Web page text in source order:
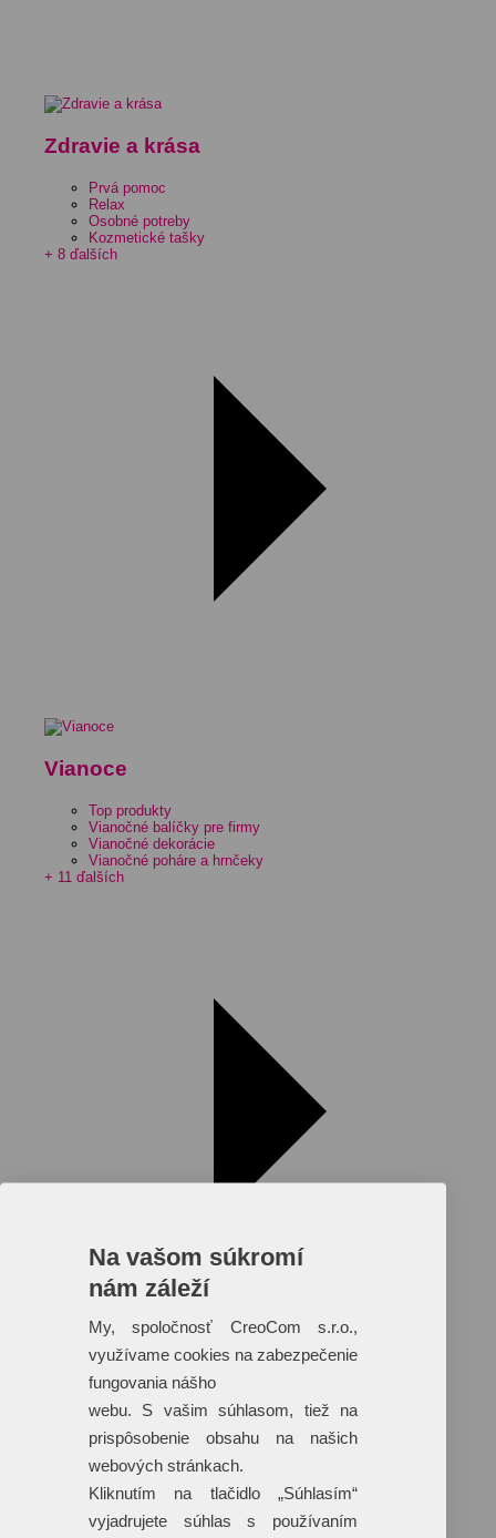
Zdravie a krása
Prvá pomoc
Relax
Osobné potreby
Kozmetické tašky
+ 8 ďalších
Vianoce
Top produkty
Vianočné balíčky pre firmy
Vianočné dekorácie
Vianočné poháre a hrnčeky
+ 11 ďalších
Reklamné predmety s plnofarebnou
potlačou
Na vašom súkromí
nám záleží
My, spoločnosť CreoCom s.r.o.,
využívame cookies na zabezpečenie
fungovania nášho
webu. S vašim súhlasom, tiež na
prispôsobenie obsahu na našich
webových stránkach.
Kliknutím na tlačidlo „Súhlasím“
vyjadrujete súhlas s používaním